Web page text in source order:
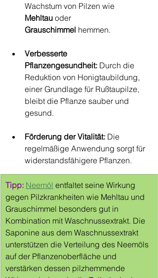
Wachstum von Pilzen wie
Mehltau oder
Grauschimmel hemmen.
Verbesserte
Pflanzengesundheit: Durch die
Reduktion von Honigtaubildung,
einer Grundlage für Rußtaupilze,
bleibt die Pflanze sauber und
gesund.
Förderung der Vitalität: Die
regelmäßige Anwendung sorgt für
widerstandsfähigere Pflanzen.
Tipp: Neemöl entfaltet seine Wirkung
gegen Pilzkrankheiten wie Mehltau und
Grauschimmel besonders gut in
Kombination mit Waschnussextrakt. Die
Saponine aus dem Waschnussextrakt
unterstützen die Verteilung des Neemöls
auf der Pflanzenoberfläche und
verstärken dessen pilzhemmende